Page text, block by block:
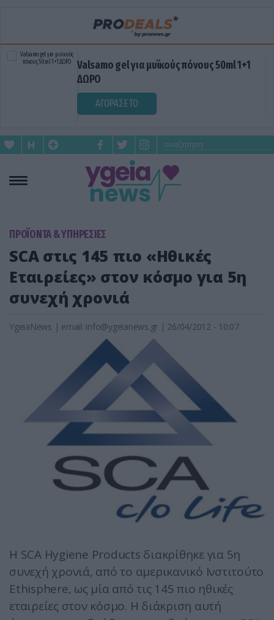
Valsamo gel για μυϊκούς πόνους 50ml 1+1
ΔΩΡΟ
ΑΓΟΡΑΣΕ ΤΟ
ΠΡΟΪΟΝΤΑ & ΥΠΗΡΕΣΙΕΣ
SCA στις 145 πιο «Ηθικές
Εταιρείες» στον κόσμο για 5η
συνεχή χρονιά
YgeiaNews | email: info@ygeianews.gr | 26/04/2012 - 10:07
Η SCA Hygiene Products διακρίθηκε για 5η
συνεχή χρονιά, από το αμερικανικό Ινστιτούτο
Ethisphere, ως μία από τις 145 πιο ηθικές
εταιρείες στον κόσμο. Η διάκριση αυτή